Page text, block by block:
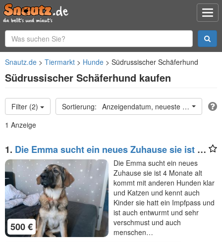
Snautz.de Tiermarkt Hunde Südrussischer Schäferhund
Südrussischer Schäferhund kaufen
Filter (2)
Anzeigendatum, neueste oben
1 Anzeige
1. Die Emma sucht ein neues Zuhause sie ist 4
Monate alt
500 €
Die Emma sucht ein neues
Zuhause sie ist 4 Monate alt
kommt mit anderen Hunden klar
und Katzen und kennt auch
Kinder sie hatt ein Impfpass und
ist auch entwurmt und sehr
verschmust und auch
menschen…